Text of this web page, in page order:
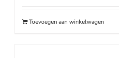
Toevoegen aan winkelwagen